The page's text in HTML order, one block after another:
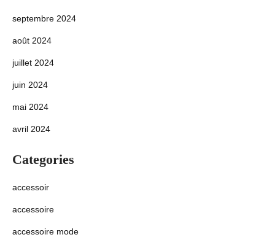
septembre 2024
août 2024
juillet 2024
juin 2024
mai 2024
avril 2024
Categories
accessoir
accessoire
accessoire mode